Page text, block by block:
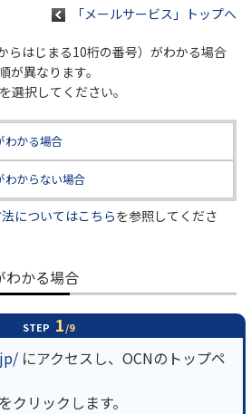
ド
り
お客さ
サービス
一覧
「メールサービス」トップへ
らはじまる10桁の番号）がわかる場合
が異なります。
選択してください。
わかる場合
わからない場合
についてはこちらを参照してくださ
わかる場合
STEP 1/9
にアクセスし、OCNのトップペ
クリックします。